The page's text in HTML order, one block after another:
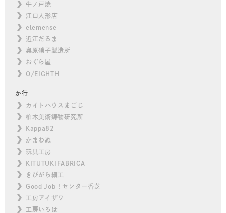
牛ノ戸焼
江口人形店
elemense
近江だるま
奥原硝子製造所
おぐら屋
O/EIGHTH
か行
カイトハウスまごじ
柏木美術鋳物研究所
Kappa82
かまわぬ
玩具工房
KITUTUKIFABRICA
きびがら細工
Good Job！センター香芝
工房アイザワ
工房いろは